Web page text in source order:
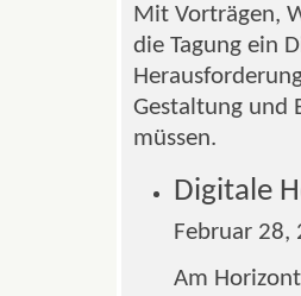
Mit Vorträgen,
die Tagung ein
Gestaltung und
müssen.
Digitale
Februar 28,
Am